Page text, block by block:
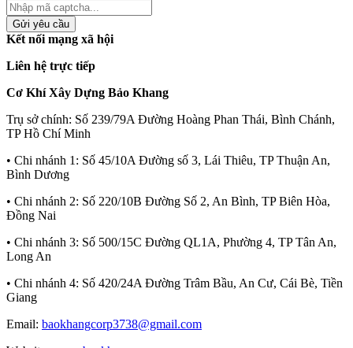
Gửi yêu cầu
Kết nối mạng xã hội
Liên hệ trực tiếp
Cơ Khí Xây Dựng Bảo Khang
Trụ sở chính: Số 239/79A Đường Hoàng Phan Thái, Bình Chánh,
TP Hồ Chí Minh
• Chi nhánh 1: Số 45/10A Đường số 3, Lái Thiêu, TP Thuận An,
Bình Dương
• Chi nhánh 2: Số 220/10B Đường Số 2, An Bình, TP Biên Hòa,
Đồng Nai
• Chi nhánh 3: Số 500/15C Đường QL1A, Phường 4, TP Tân An,
Long An
• Chi nhánh 4: Số 420/24A Đường Trâm Bầu, An Cư, Cái Bè, Tiền
Giang
Email: baokhangcorp3738@gmail.com